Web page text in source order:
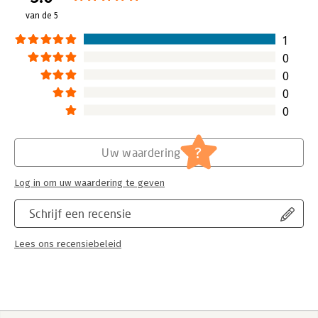
van de 5
1
0
0
0
0
Schrijf een recensie
Lees ons recensiebeleid
Uw waardering ?
Log in om uw waardering te geven